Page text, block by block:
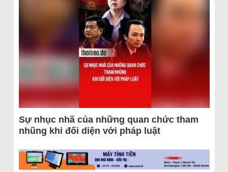
Sự nhục nhã của những quan chức tham
nhũng khi đối diện với pháp luật